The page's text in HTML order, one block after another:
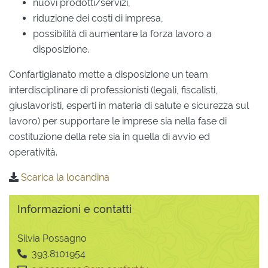
nuovi prodotti/servizi,
riduzione dei costi di impresa,
possibilità di aumentare la forza lavoro a
disposizione.
Confartigianato mette a disposizione un team
interdisciplinare di professionisti (legali, fiscalisti,
giuslavoristi, esperti in materia di salute e sicurezza sul
lavoro) per supportare le imprese sia nella fase di
costituzione della rete sia in quella di avvio ed
operatività.
Scarica la locandina
Informazioni e contatti
Silvia Possagno
393.8101954